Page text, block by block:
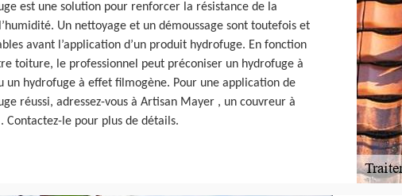
est une solution pour renforcer la résistance de la
Un nettoyage et un démoussage sont toutefois et
avant l’application d’un produit hydrofuge. En fonction
toiture, le professionnel peut préconiser un hydrofuge à
un hydrofuge à effet filmogène. Pour une application de
réussi, adressez-vous à Artisan Mayer , un couvreur à
Contactez-le pour plus de détails.